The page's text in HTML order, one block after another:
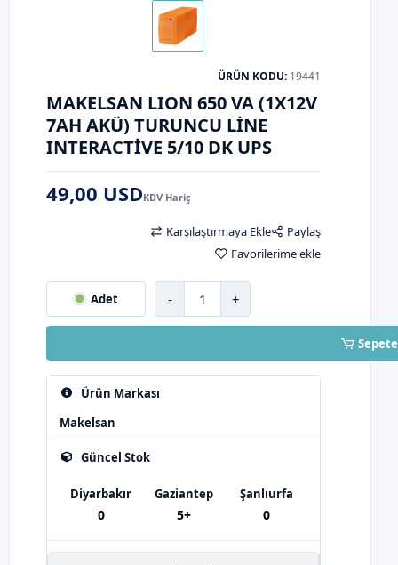
ÜRÜN KODU: 19441
MAKELSAN LION 650 VA (1X12V
7AH AKÜ) TURUNCU LINE
INTERACTIVE 5/10 DK UPS
49,00 USDKDV Hariç
Ürün Markası
Makelsan
Güncel Stok
Diyarbakır
0
Gaziantep
5+
Şanlıurfa
0
Karşılaştırmaya Ekle
Paylaş
Favorilerime ekle
Adet - +